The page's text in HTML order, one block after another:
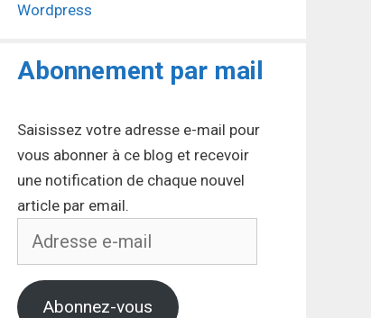
Wordpress
Abonnement par mail
Saisissez votre adresse e-mail pour
vous abonner à ce blog et recevoir
une notification de chaque nouvel
article par email.
Adresse
mail
Abonnez-vous